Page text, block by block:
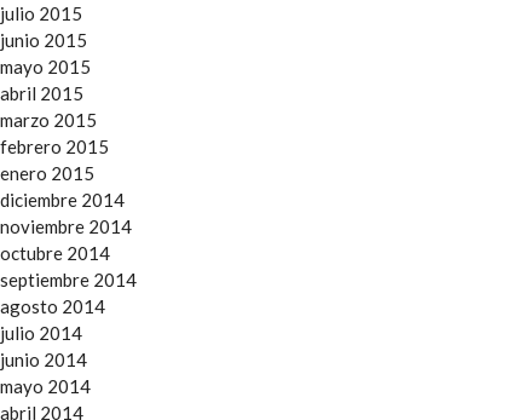
julio 2015
junio 2015
mayo 2015
abril 2015
marzo 2015
febrero 2015
enero 2015
diciembre 2014
noviembre 2014
octubre 2014
septiembre 2014
agosto 2014
julio 2014
junio 2014
mayo 2014
abril 2014